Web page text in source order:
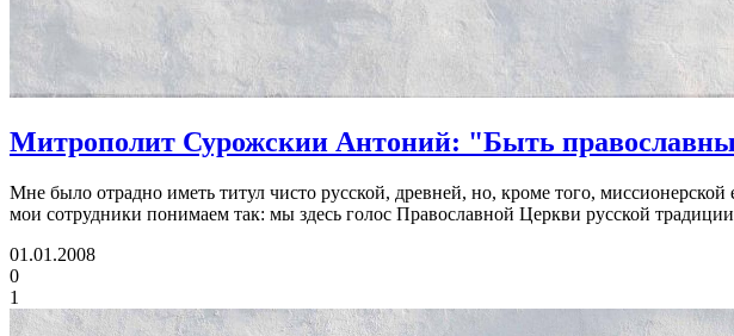
Митрополит Сурожскии Антоний: "Быть
Мне было отрадно иметь титул чисто русской, древней, но, кроме того,
мои сотрудники понимаем так: мы здесь голос Православной Церкви русской
01.01.2008
0
1